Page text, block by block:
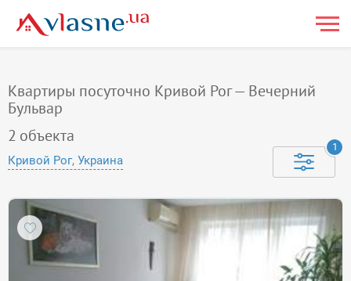
Квартиры посуточно Кривой Рог — Вечерний
Бульвар
2 объекта
Кривой Рог, Украина
1